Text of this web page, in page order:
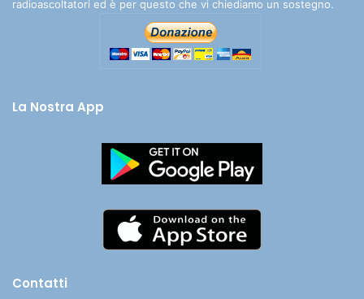
radioascoltatori ed è per questo che vi chiediamo un sostegno.
La Nostra App
Contatti